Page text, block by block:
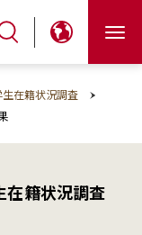
在籍状況調査
籍状況調査